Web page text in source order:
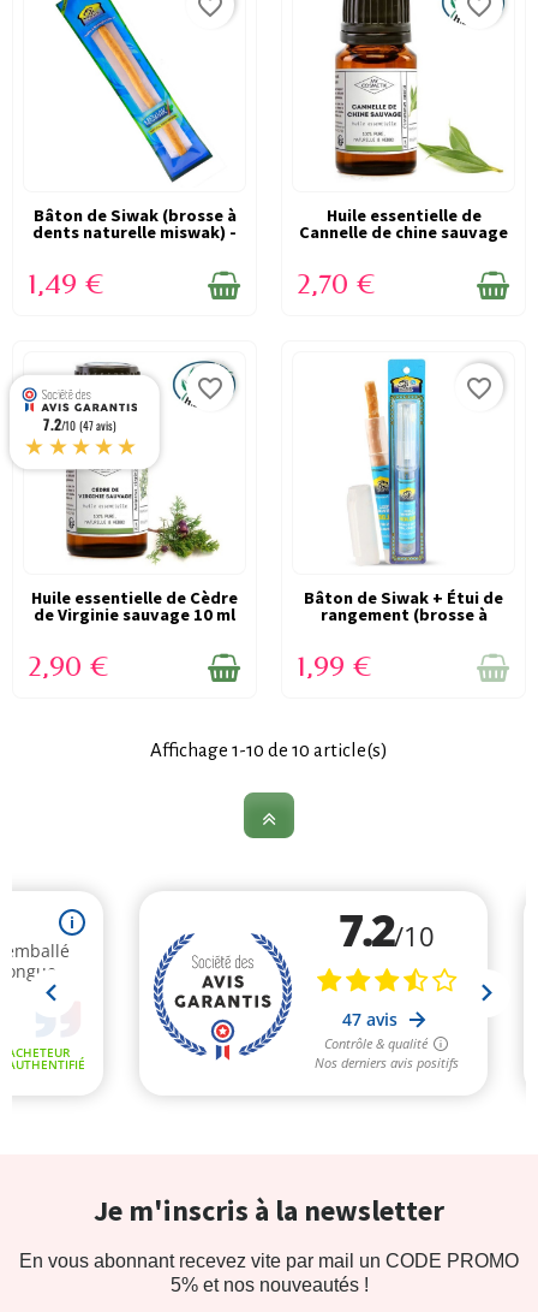
EN STOCK
Bâton de Siwak (brosse à
dents naturelle miswak) -
1,49 €
EN STOCK
Huile essentielle de
Cannelle de chine sauvage
2,70 €
DERNIERS ARTICLES EN
STOCK
favorite_border
Huile essentielle de Cèdre
de Virginie sauvage 10 ml
2,90 €
VICTIME DE SON SUCCÈS
(RUPTURE)
favorite_border
Bâton de Siwak + Étui de
rangement (brosse à
dents...
1,99 €
Affichage 1-10 de 10 article(s)
Je m'inscris à la newsletter
En vous abonnant recevez vite par mail un CODE PROMO
5% et nos nouveautés !
7.2/10 (47 avis)
★★★★★